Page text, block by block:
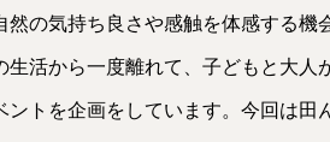
の気持ち良さや感触を体感する機
活から一度離れて、子どもと大人
トを企画をしています。今回は田